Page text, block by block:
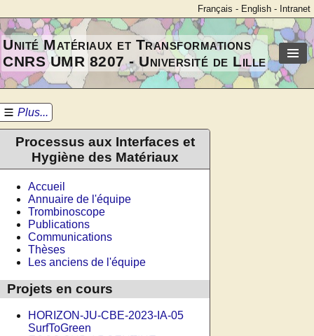
Français - English - Intranet
Unité Matériaux et Transformations
CNRS UMR 8207 - Université de Lille
Plus...
Processus aux Interfaces et
Hygiène des Matériaux
Accueil
Annuaire de l'équipe
Trombinoscope
Publications
Communications
Thèses
Les anciens de l'équipe
Projets en cours
HORIZON-JU-CBE-2023-IA-05
SurfToGreen